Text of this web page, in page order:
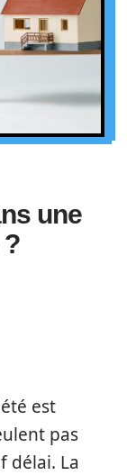
une
est
pas
délai. La